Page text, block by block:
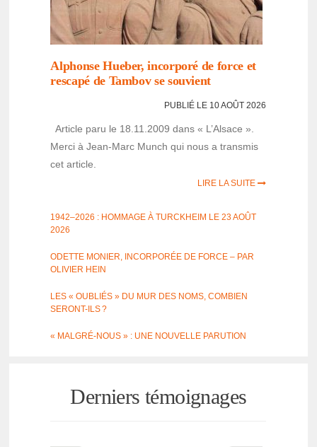
Alphonse Hueber, incor­poré de force et
rescapé de Tambov se souvient
PUBLIÉ LE 10 AOÛT 2026
Article paru le 18.11.2009 dans « L’Al­­sace ».
Merci à Jean-Marc Munch qui nous a trans­­mis
cet article.
LIRE LA SUITE
1942–2026 : HOMMAGE À TURCK­HEIM LE 23 AOÛT
2026
ODETTE MONIER, INCOR­PO­RÉE DE FORCE – PAR
OLIVIER HEIN
LES « OUBLIÉS » DU MUR DES NOMS, COMBIEN
SERONT-ILS ?
« MALGRÉ-NOUS » : UNE NOUVELLE PARU­TION
Derniers témoignages